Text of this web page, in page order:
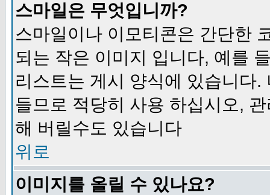
스마일은 무엇입니까?
스마일이나 이모티콘은 간단한
되는 작은 이미지 입니다, 예를
리스트는 게시 양식에 있습니다
들므로 적당히 사용 하십시오,
해 버릴수도 있습니다
위로
이미지를 올릴 수 있나요?